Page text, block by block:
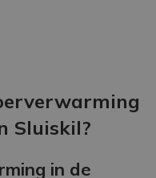
Sluiskil?
in de